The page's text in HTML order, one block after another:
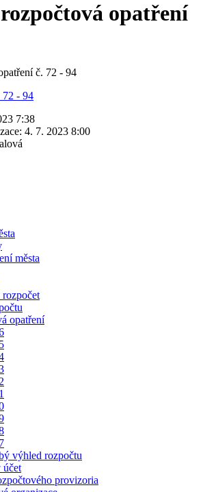
opatření
č. 72 - 94
72 - 94
7:38
4. 7. 2023 8:00
města
rozpočet
opatření
výhled rozpočtu
účet
provizoria